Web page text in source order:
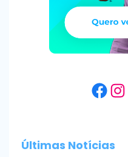
Últimas Notícias